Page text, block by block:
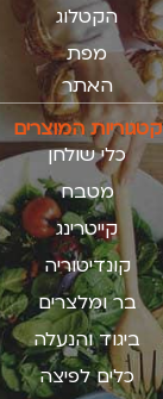
הקטלוג
מפת
האתר
קטגוריות המוצרים
כלי שולחן
מטבח
קייטרינג
קונדיטוריה
בר ומלצרים
ביגוד והנעלה
כלים לפיצה